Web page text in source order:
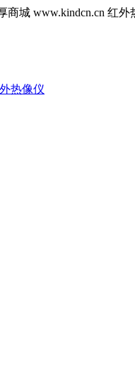
城 www.kindcn.cn 红
热像仪